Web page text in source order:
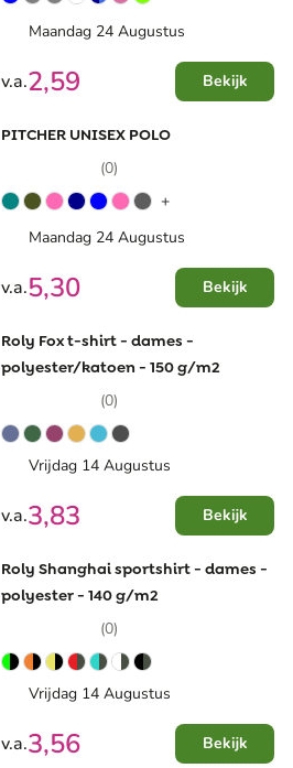
Maandag 24 Augustus
v.a.2,59 Bekijk
PITCHER UNISEX POLO
(0)
+
Maandag 24 Augustus
v.a.5,30 Bekijk
Roly Fox t-shirt - dames -
polyester/katoen - 150 g/m2
(0)
Vrijdag 14 Augustus
v.a.3,83 Bekijk
Roly Shanghai sportshirt - dames -
polyester - 140 g/m2
(0)
Vrijdag 14 Augustus
v.a.3,56 Bekijk